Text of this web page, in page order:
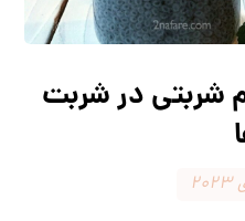
شربتی در شربت